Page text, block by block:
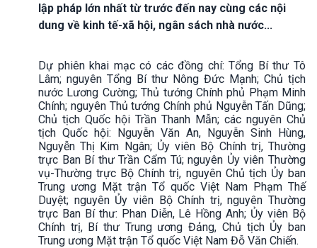
lập pháp lớn nhất từ trước đến nay cùng các nội
dung về kinh tế-xã hội, ngân sách nhà nước...
Dự phiên khai mạc có các đồng chí: Tổng Bí thư Tô
Lâm; nguyên Tổng Bí thư Nông Đức Mạnh; Chủ tịch
nước Lương Cường; Thủ tướng Chính phủ Phạm Minh
Chính; nguyên Thủ tướng Chính phủ Nguyễn Tấn Dũng;
Chủ tịch Quốc hội Trần Thanh Mẫn; các nguyên Chủ
tịch Quốc hội: Nguyễn Văn An, Nguyễn Sinh Hùng,
Nguyễn Thị Kim Ngân; Ủy viên Bộ Chính trị, Thường
trực Ban Bí thư Trần Cẩm Tú; nguyên Ủy viên Thường
vụ-Thường trực Bộ Chính trị, nguyên Chủ tịch Ủy ban
Trung ương Mặt trận Tổ quốc Việt Nam Phạm Thế
Duyệt; nguyên Ủy viên Bộ Chính trị, nguyên Thường
trực Ban Bí thư: Phan Diễn, Lê Hồng Anh; Ủy viên Bộ
Chính trị, Bí thư Trung ương Đảng, Chủ tịch Ủy ban
Trung ương Mặt trận Tổ quốc Việt Nam Đỗ Văn Chiến.